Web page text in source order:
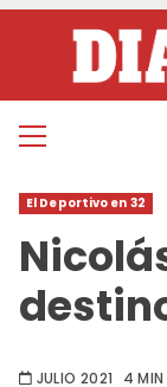
contenido
Menú
El Deportivo en 32
JULIO 2021 4 MIN